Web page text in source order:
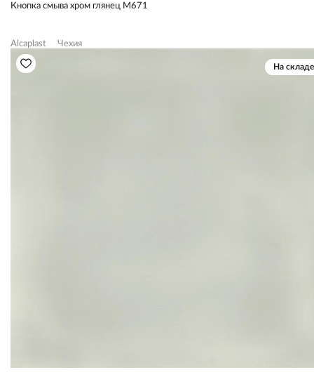
Кнопка смыва хром глянец М671
Alcaplast Чехия
На складе